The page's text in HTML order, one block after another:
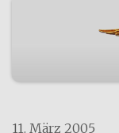
11. März 2005